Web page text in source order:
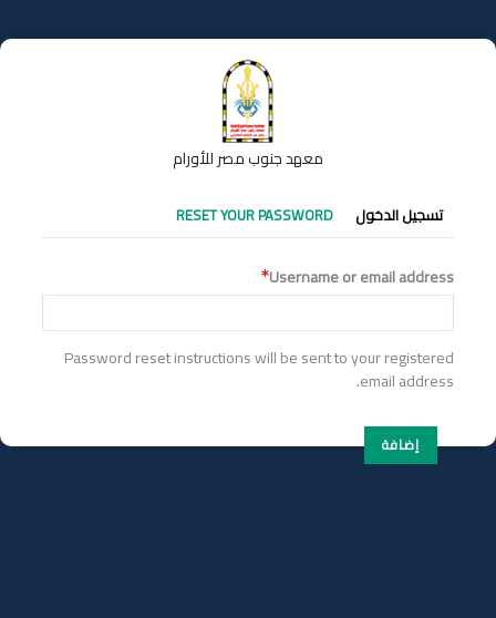
إلى
المحتوى
معهد جنوب مصر للأورام
التبويبات
الأساسية
تسجيل الدخول RESET YOUR PASSWORD
Username or email address
Password reset instructions will be sent to your registered
email address.